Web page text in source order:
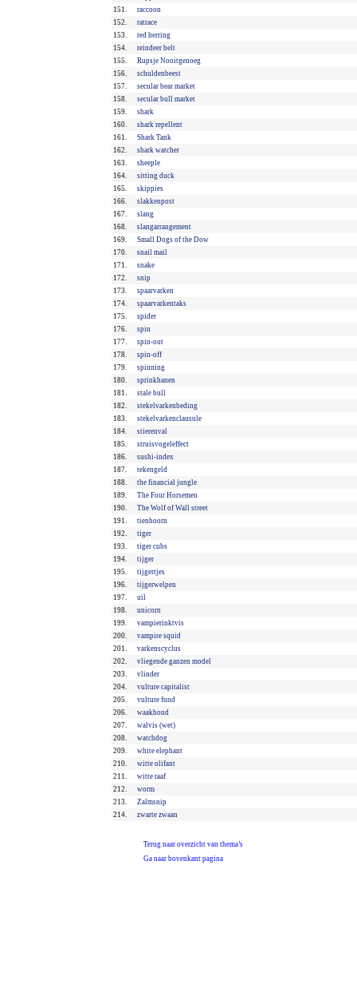
151.
raccoon
152.
ratrace
153.
red herring
154.
reindeer belt
155.
Rupsje Nooitgenoeg
156.
schuldenbeest
157.
secular bear market
158.
secular bull market
159.
shark
160.
shark repellent
161.
Shark Tank
162.
shark watcher
163.
sheeple
164.
sitting duck
165.
skippies
166.
slakkenpost
167.
slang
168.
slangarrangement
169.
Small Dogs of the Dow
170.
snail mail
171.
snake
172.
snip
173.
spaarvarken
174.
spaarvarkentaks
175.
spider
176.
spin
177.
spin-out
178.
spin-off
179.
spinning
180.
sprinkhanen
181.
stale bull
182.
stekelvarkenbeding
183.
stekelvarkenclausule
184.
stierenval
185.
struisvogeleffect
186.
sushi-index
187.
tekengeld
188.
the financial jungle
189.
The Four Horsemen
190.
The Wolf of Wall street
191.
tienhoorn
192.
tiger
193.
tiger cubs
194.
tijger
195.
tijgertjes
196.
tijgerwelpen
197.
uil
198.
unicorn
199.
vampierinktvis
200.
vampire squid
201.
varkenscyclus
202.
vliegende ganzen model
203.
vlinder
204.
vulture capitalist
205.
vulture fund
206.
waakhond
207.
walvis (wet)
208.
watchdog
209.
white elephant
210.
witte olifant
211.
witte raaf
212.
worm
213.
Zalmsnip
214.
zwarte zwaan
Terug naar overzicht van thema’s
Ga naar bovenkant pagina